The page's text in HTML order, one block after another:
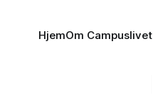
HjemOm Campuslivet